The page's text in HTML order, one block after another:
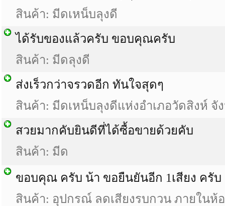
สินค้า: มีดเหน็บลุงดี
ได้รับของแล้วครับ ขอบคุณครับ
สินค้า: มีดลุงดี
ส่งเร็วกว่าจรวดอีก ทันใจสุดๆ
สินค้า: มีดเหน็บลุงดีแห่งอำเภอวัดสิงห์ จั
สวยมากคับยินดีที่ได้ซื้อขายด้วยคับ
สินค้า: มีด
ขอบคุณ ครับ น้า ขอยืนยันอีก 1เสียง ครับ
สินค้า: อุปกรณ์ ลดเสียงรบกวน ภายในห้